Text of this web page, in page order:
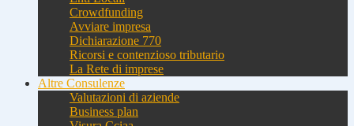
Crowdfunding
Avviare impresa
Dichiarazione 770
Ricorsi e contenzioso tributario
La Rete di imprese
Altre Consulenze
Valutazioni di aziende
Business plan